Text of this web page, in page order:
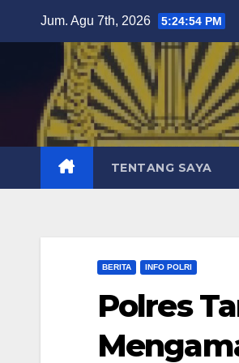
Jum. Agu 7th, 2026 5:24:55 PM
TENTANG SAYA
BERITA INFO POLRI
Polres